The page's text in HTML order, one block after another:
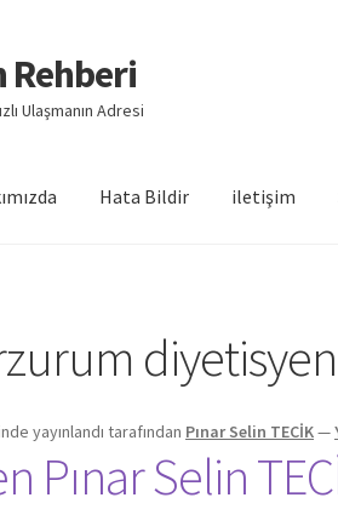
Rehberi
Ulaşmanın Adresi
Hata Bildir iletişim
diyetisyen
yayınlandı tarafından Pınar Selin TECİK—
Pınar Selin